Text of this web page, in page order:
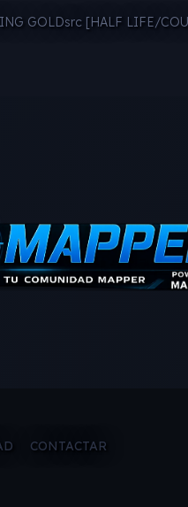
GOLDsrc [HALF LIFE/
CONTACTAR